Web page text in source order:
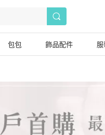
包包 飾品配件